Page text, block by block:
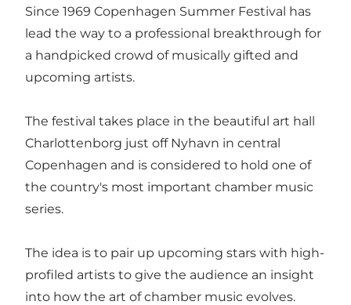
Since 1969 Copenhagen Summer Festival has
lead the way to a professional breakthrough for
a handpicked crowd of musically gifted and
upcoming artists.
The festival takes place in the beautiful art hall
Charlottenborg just off Nyhavn in central
Copenhagen and is considered to hold one of
the country's most important chamber music
series.
The idea is to pair up upcoming stars with high-
profiled artists to give the audience an insight
into how the art of chamber music evolves.